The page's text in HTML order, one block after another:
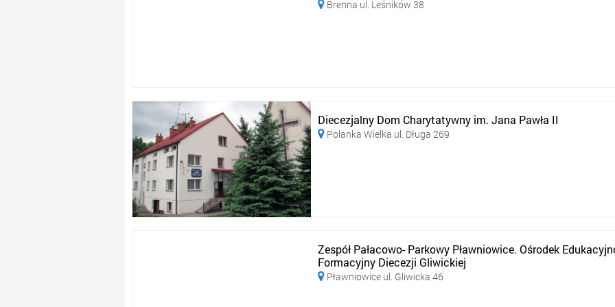
 Brenna ul. Leśników 38
Diecezjalny Dom Charytatywny im. Jana Pawła II
 Polanka Wielka ul. Długa 269
Zespół Pałacowo- Parkowy Pławniowice. Ośrodek
Formacyjny Diecezji Gliwickiej
 Pławniowice ul. Gliwicka 46